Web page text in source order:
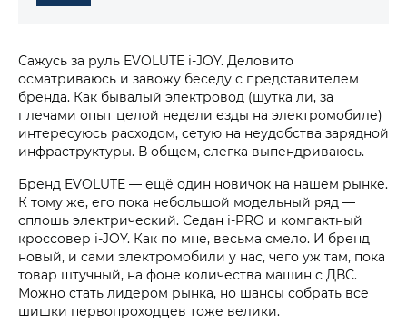
Сажусь за руль EVOLUTE i‑JOY. Деловито
осматриваюсь и завожу беседу с представителем
бренда. Как бывалый электровод (шутка ли, за
плечами опыт целой недели езды на электромобиле)
интересуюсь расходом, сетую на неудобства зарядной
инфраструктуры. В общем, слегка выпендриваюсь.
Бренд EVOLUTE — ещё один новичок на нашем рынке.
К тому же, его пока небольшой модельный ряд —
сплошь электрический. Седан i‑PRO и компактный
кроссовер i‑JOY. Как по мне, весьма смело. И бренд
новый, и сами электромобили у нас, чего уж там, пока
товар штучный, на фоне количества машин с ДВС.
Можно стать лидером рынка, но шансы собрать все
шишки первопроходцев тоже велики.